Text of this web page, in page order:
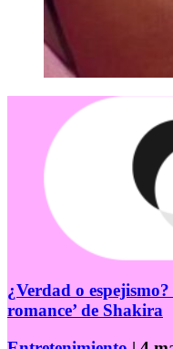
¿Verdad o
romance’ de Shakira